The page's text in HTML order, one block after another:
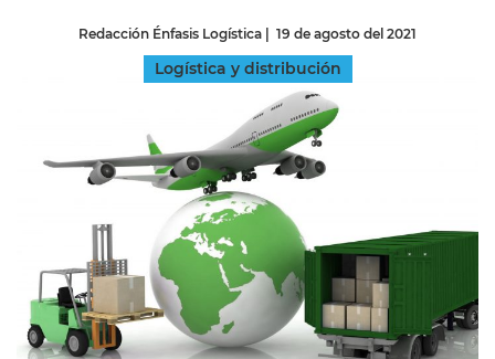
Redacción Énfasis Logística | 19 de agosto del 2021
Logística y distribución